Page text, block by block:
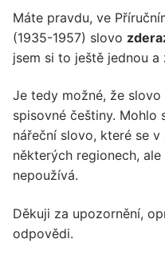
Máte pravdu, ve
(1935-1957) slovo
jsem si to ještě jednou
Je tedy možné, že slovo
spisovné češtiny. Mohlo
nářeční slovo, které se
některých regionech,
nepoužívá.
Děkuji za upozornění,
odpovědi.